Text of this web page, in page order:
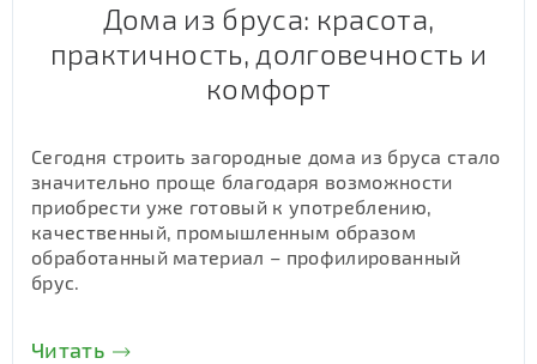
Дома из бруса: красота,
практичность, долговечность и
комфорт
Сегодня строить загородные дома из бруса стало
значительно проще благодаря возможности
приобрести уже готовый к употреблению,
качественный, промышленным образом
обработанный материал – профилированный
брус.
Читать